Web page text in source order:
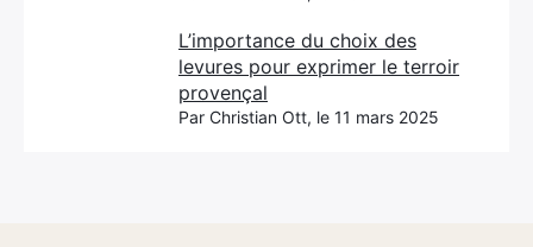
L’importance du choix des
levures pour exprimer le terroir
provençal
Par Christian Ott, le 11 mars 2025